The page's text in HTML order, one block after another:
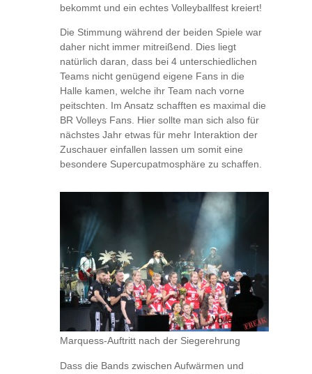
bekommt und ein echtes Volleyballfest kreiert!
Die Stimmung während der beiden Spiele war
daher nicht immer mitreißend. Dies liegt
natürlich daran, dass bei 4 unterschiedlichen
Teams nicht genügend eigene Fans in die
Halle kamen, welche ihr Team nach vorne
peitschten. Im Ansatz schafften es maximal die
BR Volleys Fans. Hier sollte man sich also für
nächstes Jahr etwas für mehr Interaktion der
Zuschauer einfallen lassen um somit eine
besondere Supercupatmosphäre zu schaffen.
Marquess-Auftritt nach der Siegerehrung
Dass die Bands zwischen Aufwärmen und